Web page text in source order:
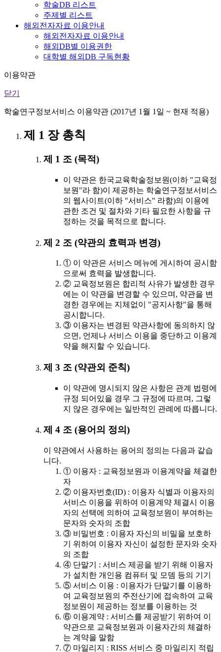
학술DB 리스트
주제별 리스트
해외전자자료 이용안내
해외전자자료 이용안내
해외DB별 이용권한
대학별 해외DB 구독현황
이용약관
닫기
학술연구정보서비스 이용약관 (2017년 1월 1일 ~ 현재 적용)
제 1 장 총칙
제 1 조 (목적)
이 약관은 한국교육학술정보원(이하 "교육정
보원"라 함)이 제공하는 학술연구정보서비스
의 웹사이트(이하 "서비스" 라함)의 이용에
관한 조건 및 절차와 기타 필요한 사항을 규
정하는 것을 목적으로 합니다.
제 2 조 (약관의 효력과 변경)
① 이 약관은 서비스 메뉴에 게시하여 공시함
으로써 효력을 발생합니다.
② 교육정보원은 합리적 사유가 발생한 경우
에는 이 약관을 변경할 수 있으며, 약관을 변
경한 경우에는 지체없이 "공지사항"을 통해
공시합니다.
③ 이용자는 변경된 약관사항에 동의하지 않
으면, 언제나 서비스 이용을 중단하고 이용계
약을 해지할 수 있습니다.
제 3 조 (약관외 준칙)
이 약관에 명시되지 않은 사항은 관계 법령에
규정 되어있을 경우 그 규정에 따르며, 그렇
지 않은 경우에는 일반적인 관례에 따릅니다.
제 4 조 (용어의 정의)
이 약관에서 사용하는 용어의 정의는 다음과 같습
니다.
① 이용자 : 교육정보원과 이용계약을 체결한
자
② 이용자번호(ID) : 이용자 식별과 이용자의
서비스 이용을 위하여 이용계약 체결시 이용
자의 선택에 의하여 교육정보원이 부여하는
문자와 숫자의 조합
③ 비밀번호 : 이용자 자신의 비밀을 보호하
기 위하여 이용자 자신이 설정한 문자와 숫자
의 조합
④ 단말기 : 서비스 제공을 받기 위해 이용자
가 설치한 개인용 컴퓨터 및 모뎀 등의 기기
⑤ 서비스 이용 : 이용자가 단말기를 이용하
여 교육정보원의 주전산기에 접속하여 교육
정보원이 제공하는 정보를 이용하는 것
⑥ 이용계약 : 서비스를 제공받기 위하여 이
약관으로 교육정보원과 이용자간의 체결하
는 계약을 말함
⑦ 마일리지 : RISS 서비스 중 마일리지 적립